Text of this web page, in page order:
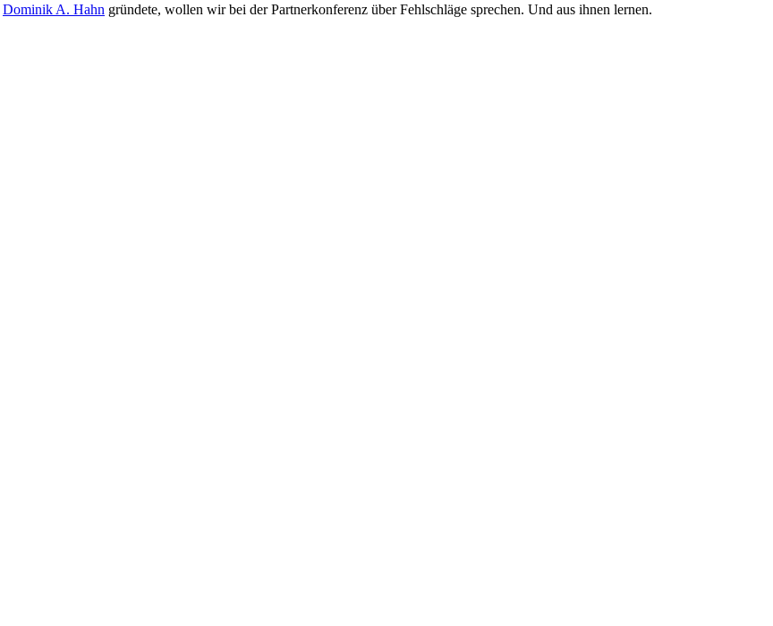
Dominik A. Hahn gründete, wollen wir bei der Partnerkonferenz über Fehlschläge sprechen. Und aus ihnen lernen.